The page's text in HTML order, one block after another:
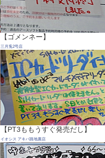
【ゴメンネー】
三月兎2号店
【PT3ももうすぐ発売だし】
イオシス アキバ路地裏店